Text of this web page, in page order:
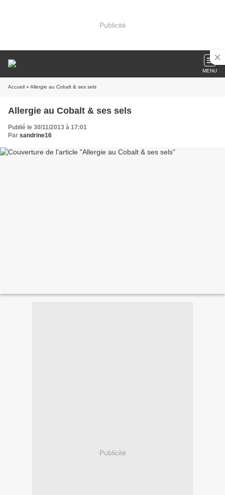
Publicité
MENU
Accueil » Allergie au Cobalt & ses sels
Allergie au Cobalt & ses sels
Publié le 30/11/2013 à 17:01
Par sandrine16
Publicité